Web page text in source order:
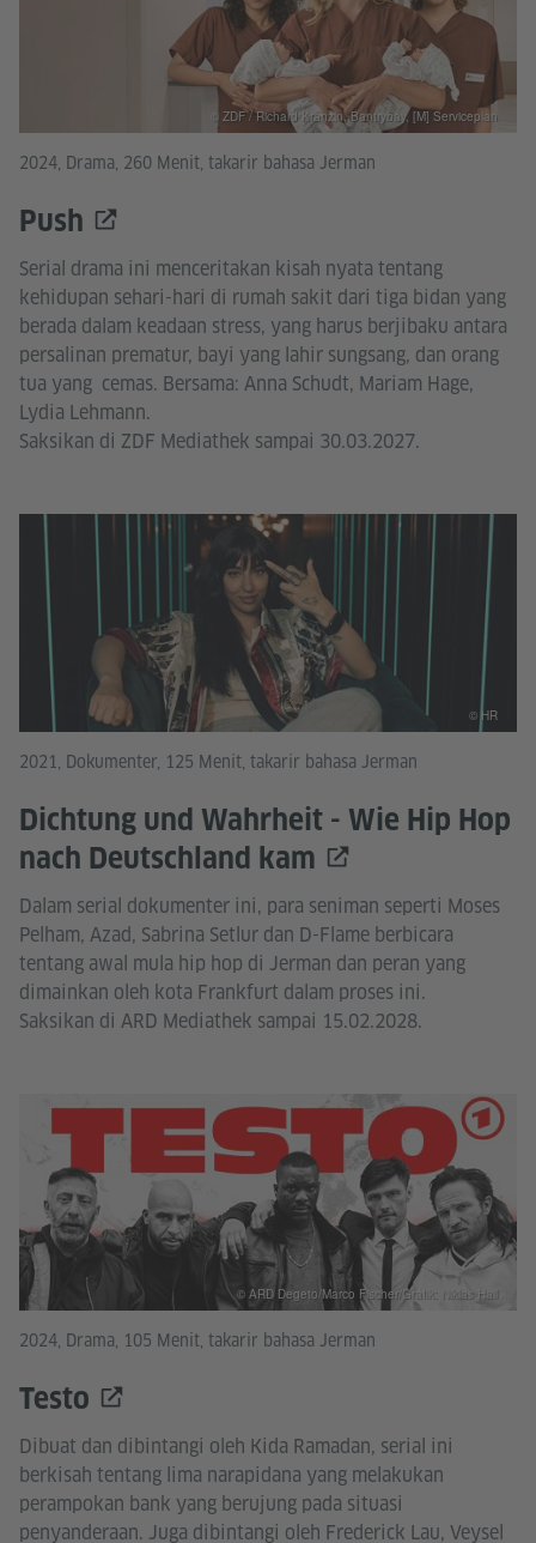
2024, Drama, 260 Menit, takarir bahasa Jerman
Push
Serial drama ini menceritakan kisah nyata tentang
kehidupan sehari-hari di rumah sakit dari tiga bidan yang
berada dalam keadaan stress, yang harus berjibaku antara
persalinan prematur, bayi yang lahir sungsang, dan orang
tua yang cemas. Bersama: Anna Schudt, Mariam Hage,
Lydia Lehmann.
Saksikan di ZDF Mediathek sampai 30.03.2027.
© ZDF / Richard Kranzin, Bantrybay, [M] Serviceplan
2021, Dokumenter, 125 Menit, takarir bahasa Jerman
Dichtung und Wahrheit - Wie Hip Hop
nach Deutschland kam
Dalam serial dokumenter ini, para seniman seperti Moses
Pelham, Azad, Sabrina Setlur dan D-Flame berbicara
tentang awal mula hip hop di Jerman dan peran yang
dimainkan oleh kota Frankfurt dalam proses ini.
Saksikan di ARD Mediathek sampai 15.02.2028.
© HR
2024, Drama, 105 Menit, takarir bahasa Jerman
Testo
Dibuat dan dibintangi oleh Kida Ramadan, serial ini
berkisah tentang lima narapidana yang melakukan
perampokan bank yang berujung pada situasi
penyanderaan. Juga dibintangi oleh Frederick Lau, Veysel
© ARD Degeto/Marco Fischer/Grafik: Niklas Hail